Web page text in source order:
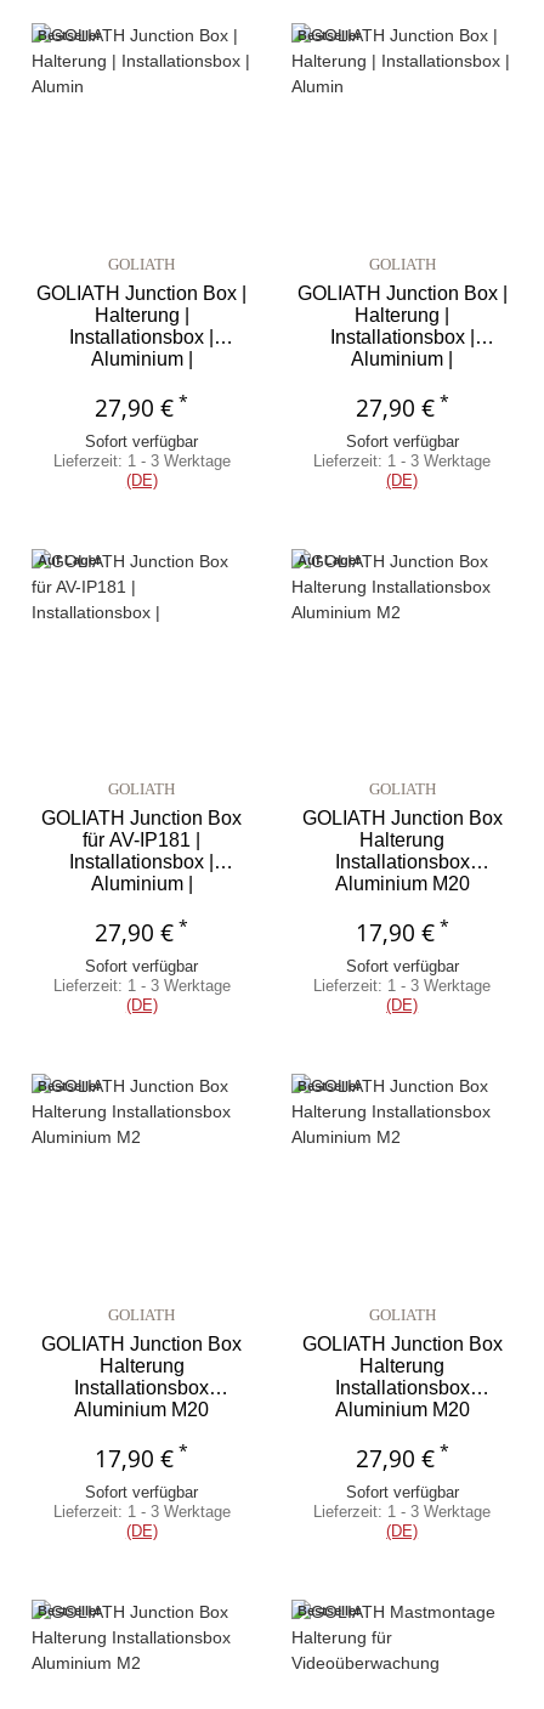
Bestseller
GOLIATH
GOLIATH Junction Box |
Halterung |
Installationsbox |
Aluminium |
Black Serie
27,90 € *
Sofort verfügbar
Lieferzeit: 1 - 3 Werktage
(DE)
Bestseller
GOLIATH
GOLIATH Junction Box |
Halterung |
Installationsbox |
Aluminium |
Weiß
27,90 €*
Sofort verfügbar
Lieferzeit: 1 - 3 Werktage
(DE)
Auf Lager
GOLIATH
GOLIATH Junction Box
für AV-IP181 |
Installationsbox |
Aluminium |
Weiß
27,90 € *
Sofort verfügbar
Lieferzeit: 1 - 3 Werktage
(DE)
Auf Lager
GOLIATH
GOLIATH Junction Box
Halterung
Installationsbox
Aluminium M20
AV-HDC-Z12
17,90 €*
Sofort verfügbar
Lieferzeit: 1 - 3 Werktage
(DE)
Bestseller
GOLIATH
GOLIATH Junction Box
Halterung
Installationsbox
Aluminium M20
HDC-Z06
17,90 € *
Sofort verfügbar
Lieferzeit: 1 - 3 Werktage
(DE)
Bestseller
GOLIATH
GOLIATH Junction Box
Halterung
Installationsbox
Aluminium M20
HDC-Z08
27,90 €*
Sofort verfügbar
Lieferzeit: 1 - 3 Werktage
(DE)
Bestseller Bestseller